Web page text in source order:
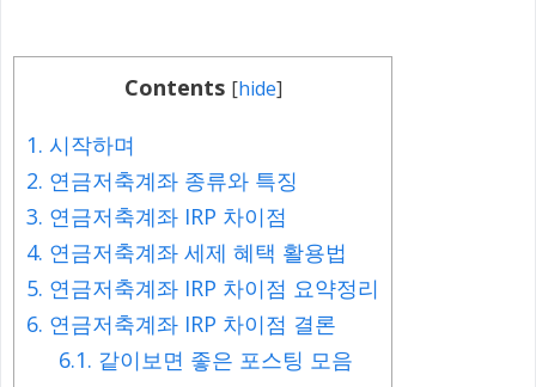
Contents [hide]
1. 시작하며
2. 연금저축계좌 종류와 특징
3. 연금저축계좌 IRP 차이점
4. 연금저축계좌 세제 혜택 활용법
5. 연금저축계좌 IRP 차이점 요약정리
6. 연금저축계좌 IRP 차이점 결론
6.1. 같이보면 좋은 포스팅 모음